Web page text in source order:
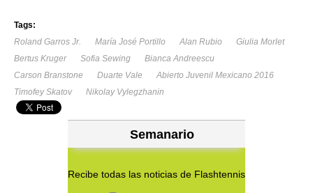
Tags:
Roland Garros Jr.
María José Portillo Alan Rubio
Giulia Morlet
Bertus Kruger
Sofia Sewing
Bianca Andreescu
Carson Branstone
Duarte Vale
Abierto Juvenil Mexicano 2016
Timofey Skatov
Nikolay Vylegzhanin
Semanario
Recibe todas las noticias de Flashtennis